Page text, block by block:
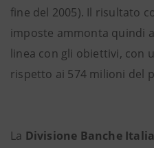
fine del 2005). Il risultato
imposte ammonta quindi
linea con gli obiettivi, con
rispetto ai 574 milioni del
La Divisione Banche Italia